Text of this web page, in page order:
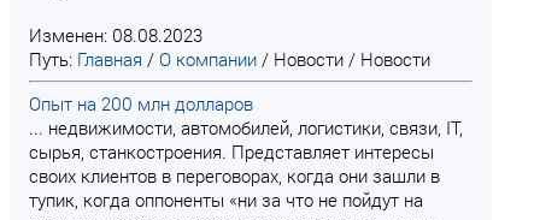
Изменен: 08.08.2023
Путь: Главная / О компании / Новости / Новости
Опыт на 200 млн долларов
... недвижимости, автомобилей, логистики, связи, IT,
сырья, станкостроения. Представляет интересы
своих клиентов в переговорах, когда они зашли в
тупик, когда оппоненты «ни за что не пойдут на